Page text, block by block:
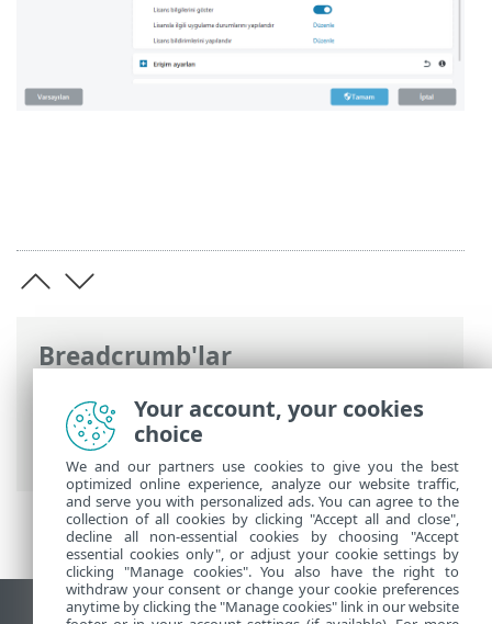
Breadcrumb'lar
ESET Online Yardım>ESET Endpoint
Security >Gelişmiş ayarlar
arabirimi
> Kullanıcı arabirimi öğeleri
Your account, your cookies
choice
We and our partners use cookies to give you the best
optimized online experience, analyze our website traffic,
and serve you with personalized ads. You can agree to the
collection of all cookies by clicking "Accept all and close",
decline all non-essential cookies by choosing "Accept
essential cookies only", or adjust your cookie settings by
clicking "Manage cookies". You also have the right to
withdraw your consent or change your cookie preferences
anytime by clicking the "Manage cookies" link in our website